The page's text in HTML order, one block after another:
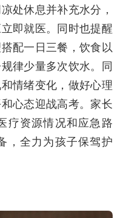
处休息并补充水分，
即就医。同时也提醒
配一日三餐，饮食以
律少量多次饮水。同
情绪变化，做好心理
心态迎战高考。家长
疗资源情况和应急路
，全力为孩子保驾护